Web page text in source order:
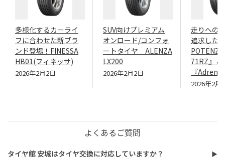
多様化するカーライ
フに合わせた新ブラ
ンド登場！FINESSA
HB01(フィネッサ)
2026年2月2日
SUV向けプレミアム
オンロード/コンフォ
ートタイヤ ALENZA
LX200
2026年2月2日
走りへの
追求した
71RZ』＆
『
2026年2月
よくあるご質問
タイヤ館 安城はタイヤ交換に対応していますか？